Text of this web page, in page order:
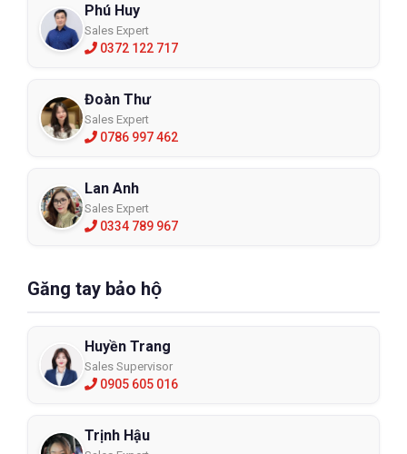
Phú Huy
Sales Expert
0372 122 717
Đoàn Thư
Sales Expert
0786 997 462
Lan Anh
Sales Expert
0334 789 967
Găng tay bảo hộ
Huyền Trang
Sales Supervisor
0905 605 016
Trịnh Hậu